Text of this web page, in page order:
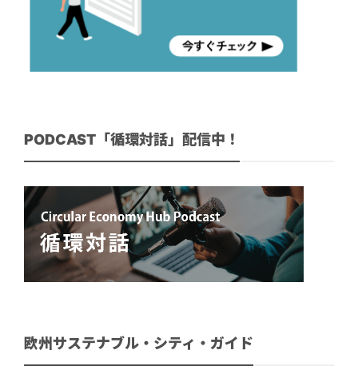
PODCAST「循環対話」配信中！
欧州サステナブル・シティ・ガイド